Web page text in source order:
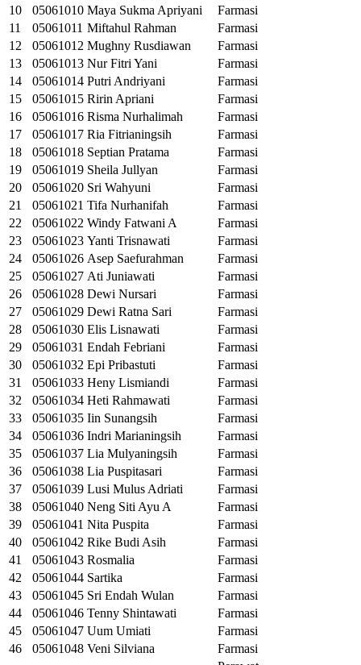
10
05061010 Maya Sukma Apriyani
Farmasi
11
05061011 Miftahul Rahman
Farmasi
12
05061012 Mughny Rusdiawan
Farmasi
13
05061013 Nur Fitri Yani
Farmasi
14
05061014 Putri Andriyani
Farmasi
15
05061015 Ririn Apriani
Farmasi
16
05061016 Risma Nurhalimah
Farmasi
17
05061017 Ria Fitrianingsih
Farmasi
18
05061018 Septian Pratama
Farmasi
19
05061019 Sheila Jullyan
Farmasi
20
05061020 Sri Wahyuni
Farmasi
21
05061021 Tifa Nurhanifah
Farmasi
22
05061022 Windy Fatwani A
Farmasi
23
05061023 Yanti Trisnawati
Farmasi
24
05061026 Asep Saefurahman
Farmasi
25
05061027 Ati Juniawati
Farmasi
26
05061028 Dewi Nursari
Farmasi
27
05061029 Dewi Ratna Sari
Farmasi
28
05061030 Elis Lisnawati
Farmasi
29
05061031 Endah Febriani
Farmasi
30
05061032 Epi Pribastuti
Farmasi
31
05061033 Heny Lismiandi
Farmasi
32
05061034 Heti Rahmawati
Farmasi
33
05061035 Iin Sunangsih
Farmasi
34
05061036 Indri Marianingsih
Farmasi
35
05061037 Lia Mulyaningsih
Farmasi
36
05061038 Lia Puspitasari
Farmasi
37
05061039 Lusi Mulus Adriati
Farmasi
38
05061040 Neng Siti Ayu A
Farmasi
39
05061041 Nita Puspita
Farmasi
40
05061042 Rike Budi Asih
Farmasi
41
05061043 Rosmalia
Farmasi
42
05061044 Sartika
Farmasi
43
05061045 Sri Endah Wulan
Farmasi
44
05061046 Tenny Shintawati
Farmasi
45
05061047 Uum Umiati
Farmasi
46
05061048 Veni Silviana
Farmasi